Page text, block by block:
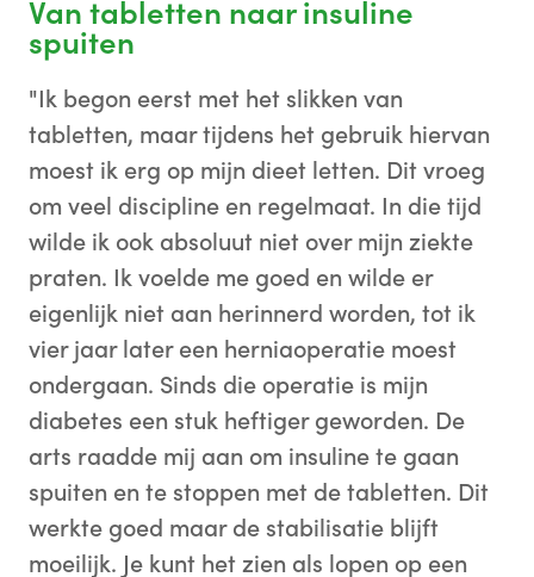
Van tabletten naar insuline
spuiten
"Ik begon eerst met het slikken van
tabletten, maar tijdens het gebruik hiervan
moest ik erg op mijn dieet letten. Dit vroeg
om veel discipline en regelmaat. In die tijd
wilde ik ook absoluut niet over mijn ziekte
praten. Ik voelde me goed en wilde er
eigenlijk niet aan herinnerd worden, tot ik
vier jaar later een herniaoperatie moest
ondergaan. Sinds die operatie is mijn
diabetes een stuk heftiger geworden. De
arts raadde mij aan om insuline te gaan
spuiten en te stoppen met de tabletten. Dit
werkte goed maar de stabilisatie blijft
moeilijk. Je kunt het zien als lopen op een